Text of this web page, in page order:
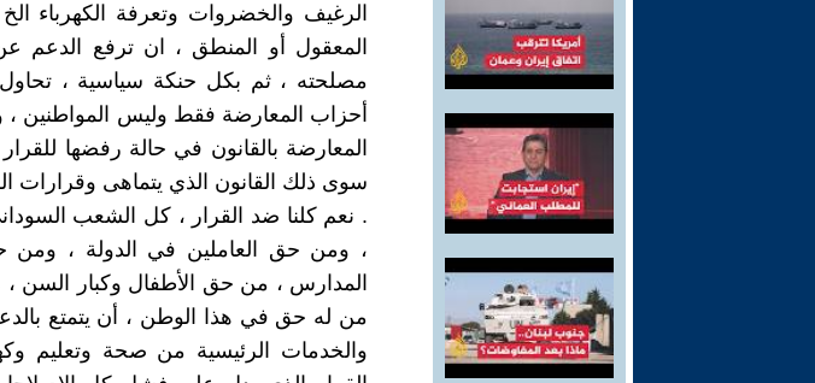
الرغيف والخضروات وتعرفة الكهرباء
المعقول أو المنطق ، ان ترفع الدعم
مصلحته ، ثم بكل حنكة سياسية ،
أحزاب المعارضة فقط وليس المواطنين
المعارضة بالقانون في حالة رفضها
سوى ذلك القانون الذي يتماهى وقرارات
. نعم كلنا ضد القرار ، كل الشعب
، ومن حق العاملين في الدولة ، ومن
المدارس ، من حق الأطفال وكبار
من له حق في هذا الوطن ، أن يتمتع
والخدمات الرئيسية من صحة وتعليم